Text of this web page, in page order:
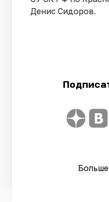
Денис Сидоров.